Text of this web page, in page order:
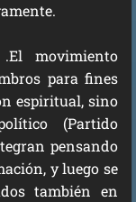
.El movimiento
para fines
espiritual, sino
(Partido
pensando
y luego se
también en